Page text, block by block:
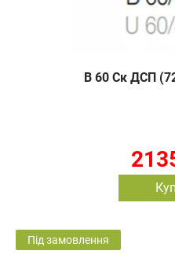
В 60 Ск ДСП
Під замовлення